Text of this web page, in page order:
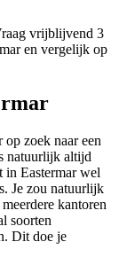
vrijblijvend 3
en vergelijk op
zoek naar een
natuurlijk altijd
in Eastermar wel
Je zou natuurlijk
kantoren
soorten
Dit doe je